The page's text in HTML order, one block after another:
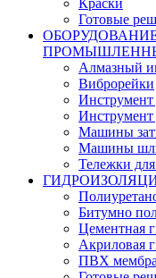
Готовые
Алмазный
Виброрейки
Инструмент
Машины
Машины
Тележки
Битумно
Цементная
Акриловая
ПВХ